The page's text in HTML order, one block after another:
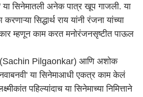
या सिनेमातली अनेक पात्र खूप गाजली. या
सिद्धार्थ राय यांनी रंजना यांच्या
म्हणून काम करत मनोरंजनसृष्टीत पाऊल
(Sachin Pilgaonkar) आणि अशोक
या सिनेमाआधी एकत्र काम केलं
पहिल्यांदाच या सिनेमाच्या निमित्ताने